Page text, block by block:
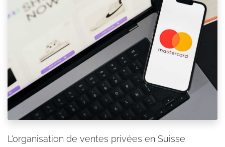
L'organisation de ventes privées en Suisse